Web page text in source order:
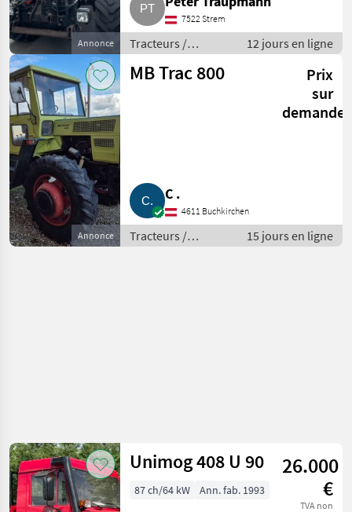
Annonce
7522 Strem
Tracteurs /
Tracteurs agricoles
12 jours en ligne
Annonce
MB Trac 800
Prix
sur
demande
C .
4611 Buchkirchen
Tracteurs /
Tracteurs agricoles
15 jours en ligne
Unimog 408 U 90
26.000
€
TVA non
87 ch/64 kW Ann. fab. 1993